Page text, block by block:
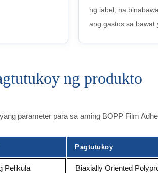
ng label, na
ang gastos sa bawat
ng produkto
parameter para sa aming BOPP Film
Pagtutukoy
Pelikula Biaxially Oriented